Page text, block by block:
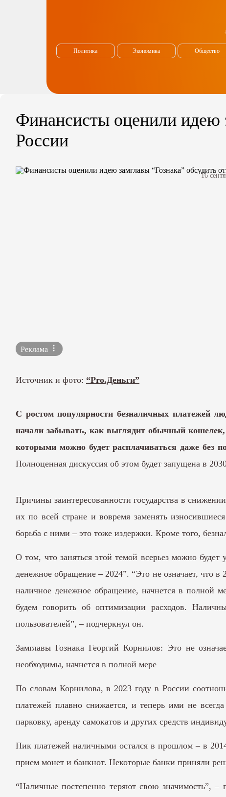
Политика Экономика Общество
Финансисты оценили идею
России
16
Реклама
Источник и фото: “Pro.Деньги”
С ростом популярности безналичных платежей
начали забывать, как выглядит обычный
которыми можно будет расплачиваться даже без
Полноценная дискуссия об этом будет запущена в
Причины заинтересованности государства в
их по всей стране и вовремя заменять
борьба с ними – это тоже издержки. Кроме того,
О том, что заняться этой темой всерьез можно
денежное обращение – 2024”. “Это не означает, что в
наличное денежное обращение, начнется в полной
будем говорить об оптимизации расходов.
пользователей”, – подчеркнул он.
Замглавы Гознака Георгий Корнилов: Это не
необходимы, начнется в полной мере
По словам Корнилова, в 2023 году в России
платежей плавно снижается, и теперь ими не
парковку, аренду самокатов и других средств
Пик платежей наличными остался в прошлом – в
прием монет и банкнот. Некоторые банки приняли
“Наличные постепенно теряют свою значимость”,